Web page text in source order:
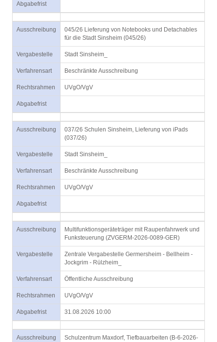
Abgabefrist
Ausschreibung
045/26 Lieferung von Notebooks und Detachables
für die Stadt Sinsheim (045/26)
Vergabestelle Stadt Sinsheim_
Verfahrensart Beschränkte Ausschreibung
Rechtsrahmen UVgO/VgV
Abgabefrist
Ausschreibung
037/26 Schulen Sinsheim, Lieferung von iPads
(037/26)
Vergabestelle Stadt Sinsheim_
Verfahrensart Beschränkte Ausschreibung
Rechtsrahmen UVgO/VgV
Abgabefrist
Ausschreibung
Multifunktionsgeräteträger mit Raupenfahrwerk und
Funksteuerung (ZVGERM-2026-0089-GER)
Vergabestelle
Zentrale Vergabestelle Germersheim - Bellheim -
Jockgrim - Rülzheim_
Verfahrensart Öffentliche Ausschreibung
Rechtsrahmen UVgO/VgV
Abgabefrist 31.08.2026 10:00
Ausschreibung
Schulzentrum Maxdorf, Tiefbauarbeiten (B-6-2026-